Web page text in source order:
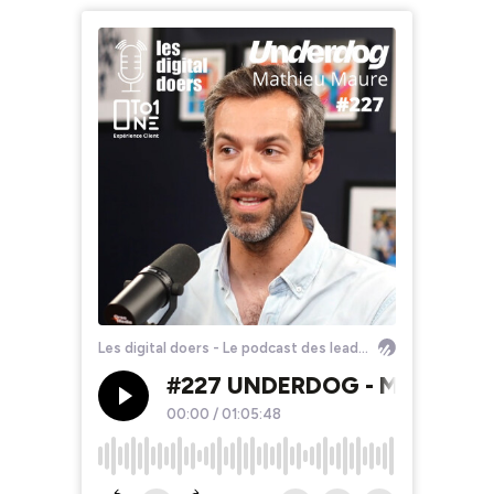
Les digital doers - Le podcast des leaders du retail et du e-commerce
#227 UNDERDOG - Mathieu
00:00 / 01:05:48